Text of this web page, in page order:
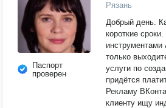
Паспорт
проверен
Рязань
Добрый день.
короткие
только
услуги по
придётся
Рекламу
клиенту ищу